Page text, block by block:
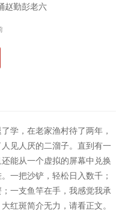
赵勤彭老六
学，在老家渔村待了两年，
见人厌的二溜子。直到有一
能从一个虚拟的屏幕中兑换
一把沙铲，轻松日入数千；
一支鱼竿在手，我感觉我承
红斑简介无力，请看正文。